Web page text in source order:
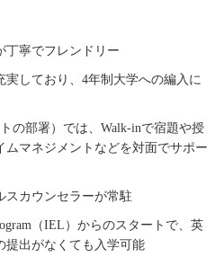
丁寧でフレンドリー
しており、4年制大学への編入に
の部署）では、Walk-inで宿題や授
ムマネジメントなどを対面でサポー
スカウンセラーが常駐
（IEL）からのスタートで、英
提出がなくても入学可能